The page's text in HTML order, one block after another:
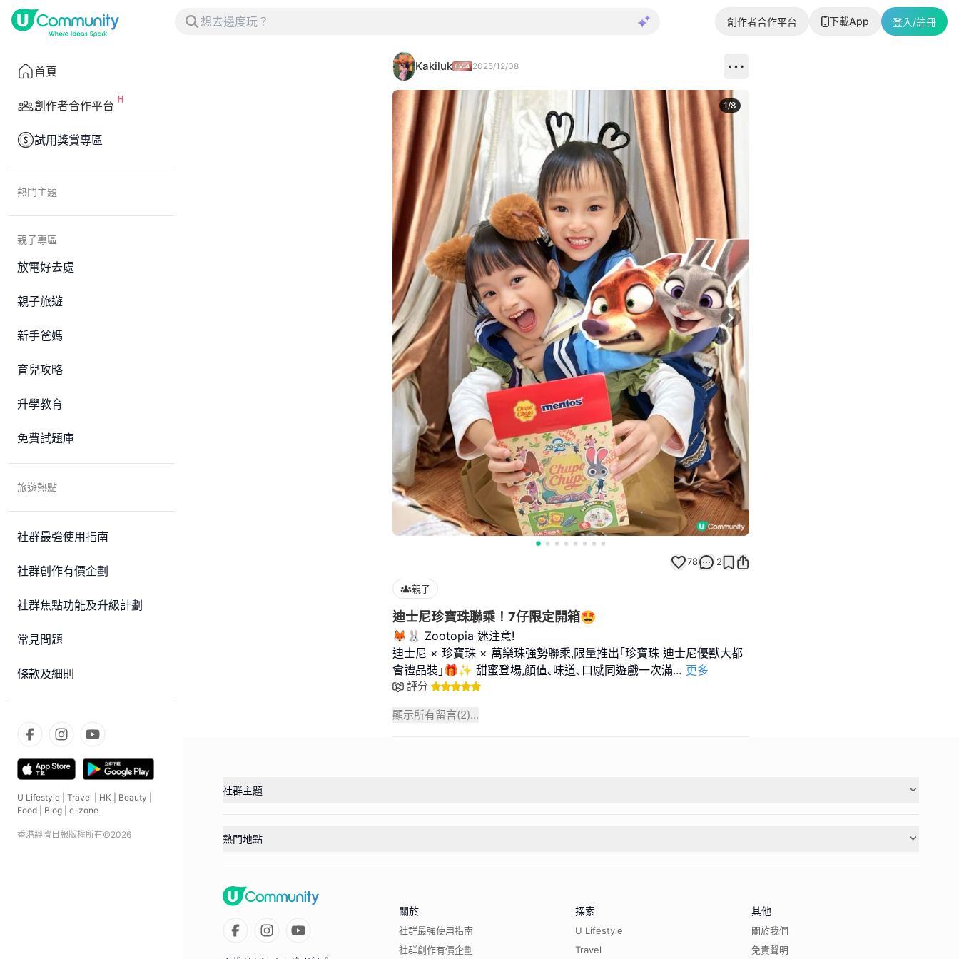
創作者合作平台 下載App 登入/註冊
首頁
創作者合作平台
試用獎賞專區
熱門主題
親子專區
放電好去處
親子旅遊
新手爸媽
育兒攻略
升學教育
免費試題庫
旅遊熱點
社群最強使用指南
社群創作有價企劃
社群焦點功能及升級計劃
常見問題
條款及細則
U Lifestyle Travel HK Beauty
Food
Blog e-zone
香港經濟日報版權所有©2026
Kakiluk 2025/12/08
Next slide
1/8
78 2
親子
迪士尼珍寶珠聯乘！7仔限定開箱🤩
🦊🐰 Zootopia 迷注意!
迪士尼 × 珍寶珠 × 萬樂珠強勢聯乘,限量推出｢珍寶珠 迪士尼優獸大都
會禮品裝｣🎁✨ 甜蜜登場,顏值､味道､口感同遊戲一次滿... 更多
評分
顯示所有留言(2)...
社群主題
熱門地點
關於
社群最強使用指南
社群創作有價企劃
探索
U Lifestyle
Travel
其他
關於我們
免責聲明